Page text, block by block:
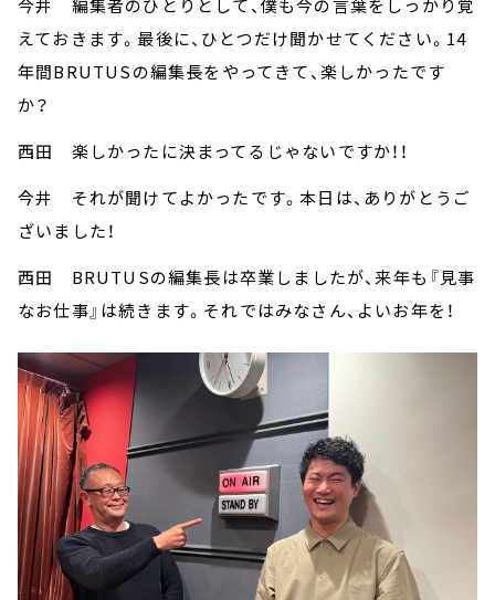
今井 編集者のひとりとして、僕も今の言葉をしっかり覚
えておきます。最後に、ひとつだけ聞かせてください。14
年間BRUTUSの編集長をやってきて、楽しかったです
か？
西田 楽しかったに決まってるじゃないですか！！
今井 それが聞けてよかったです。本日は、ありがとうご
ざいました！
西田 BRUTUSの編集長は卒業しましたが、来年も『見事
なお仕事』は続きます。それではみなさん、よいお年を！